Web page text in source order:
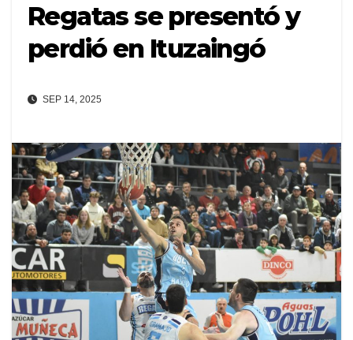
Regatas se presentó y
perdió en Ituzaingó
SEP 14, 2025